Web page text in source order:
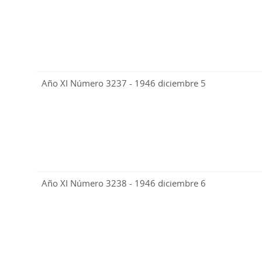
Año XI Número 3237 - 1946 diciembre 5
Año XI Número 3238 - 1946 diciembre 6